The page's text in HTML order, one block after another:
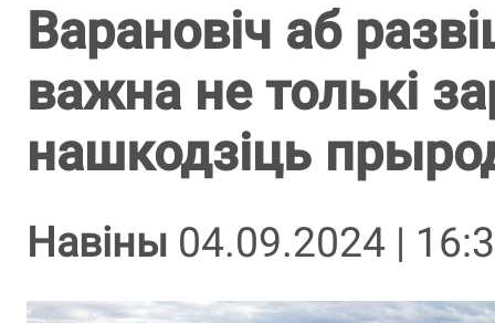
Варановіч аб
важна не толькі
нашкодзіць
Навіны 04.09.2024 |